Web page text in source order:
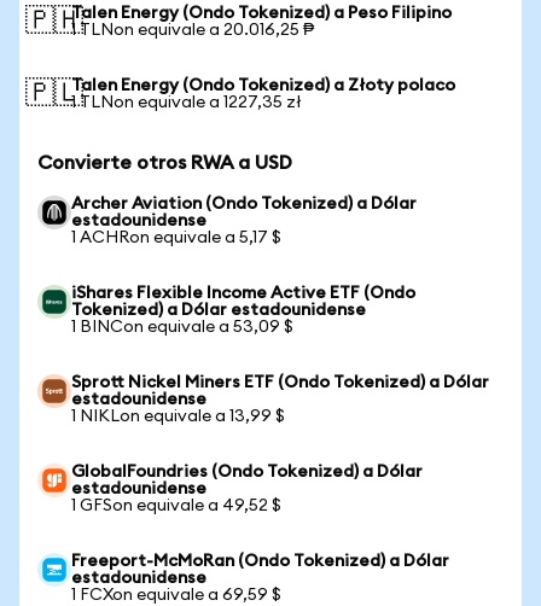
🇵🇭Talen Energy (Ondo Tokenized) a Peso Filipino
1 TLNon equivale a 20.016,25 ₱
🇵🇱Talen Energy (Ondo Tokenized) a Złoty polaco
1 TLNon equivale a 1227,35 zł
Convierte otros RWA a USD
Archer Aviation (Ondo Tokenized) a Dólar
estadounidense
1 ACHRon equivale a 5,17 $
iShares Flexible Income Active ETF (Ondo
Tokenized) a Dólar estadounidense
1 BINCon equivale a 53,09 $
Sprott Nickel Miners ETF (Ondo Tokenized) a Dólar
estadounidense
1 NIKLon equivale a 13,99 $
GlobalFoundries (Ondo Tokenized) a Dólar
estadounidense
1 GFSon equivale a 49,52 $
Freeport-McMoRan (Ondo Tokenized) a Dólar
estadounidense
1 FCXon equivale a 69,59 $